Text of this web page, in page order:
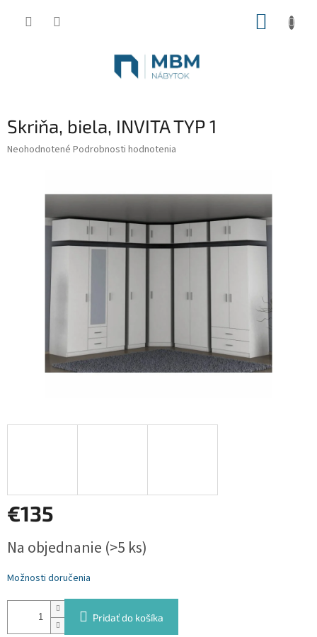
Skriňa, biela, INVITA TYP 1
Priemerné
hviezdičiek.
Neohodnotené Podrobnosti hodnotenia
€135
cena:
Na objednanie (>5 ks)
Možnosti doručenia
Pridať do košíka